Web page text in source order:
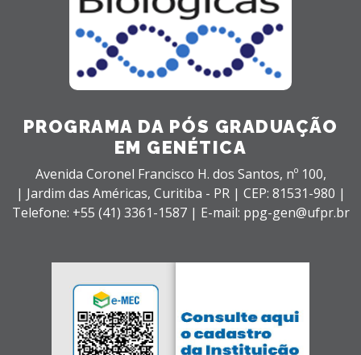
PROGRAMA DA PÓS GRADUAÇÃO
EM GENÉTICA
Avenida Coronel Francisco H. dos Santos, nº 100,
| Jardim das Américas, Curitiba - PR | CEP: 81531-980 |
Telefone: +55 (41) 3361-1587 | E-mail: ppg-gen@ufpr.br